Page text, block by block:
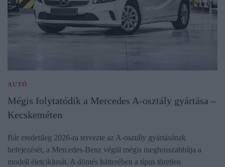
AUTÓ
Mégis folytatódik a Mercedes A-osztály gyártása –
Kecskeméten
Bár eredetileg 2026-ra tervezte az A-osztály gyártásának
befejezését, a Mercedes-Benz végül mégis meghosszabbítja a
modell életciklusát. A döntés hátterében a típus töretlen